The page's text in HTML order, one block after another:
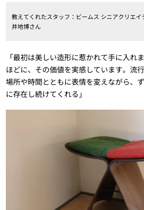
教えてくれたスタッフ：ビームス シニアクリエ
井地博さん
「最初は美しい造形に惹かれて手に入れ
ほどに、その価値を実感しています。流
場所や時間とともに表情を変えながら、
に存在し続けてくれる」